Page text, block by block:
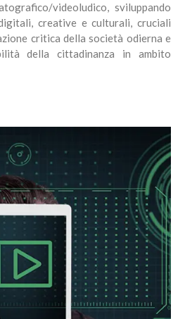
videoludico, sviluppando
creative e culturali, cruciali
critica della società odierna e
della cittadinanza in ambito